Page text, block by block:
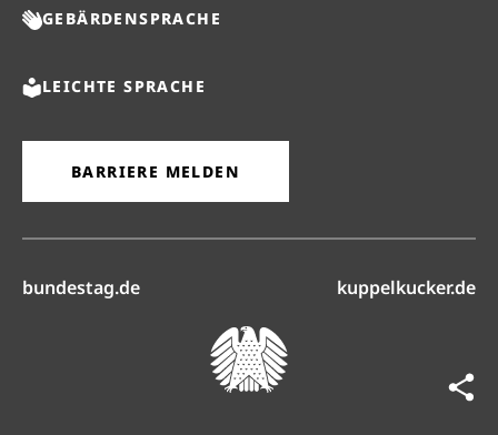
GEBÄRDENSPRACHE
LEICHTE SPRACHE
BARRIERE MELDEN
bundestag.de(öffnet in neuem Reiter)kuppelkucker.de